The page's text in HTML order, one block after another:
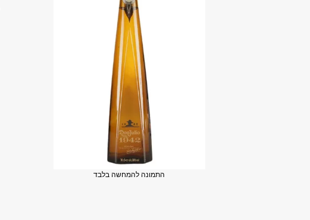
התמונה להמחשה בלבד